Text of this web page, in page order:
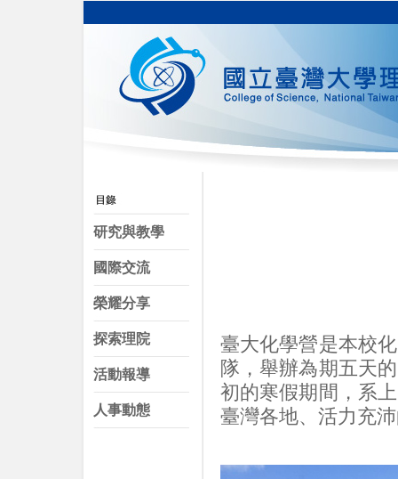
研究與教學
國際交流
榮耀分享
探索理院
活動報導
人事動態
臺大化學營是本校
隊，舉辦為期五天
初的寒假期間，系
臺灣各地、活力充